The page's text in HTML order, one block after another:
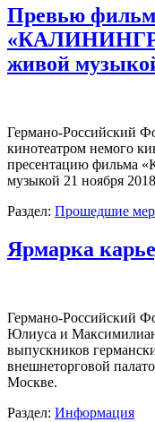
Превью
живой
Германо-Российский
кинотеатром немого
пресентацию фильма
музыкой 21 ноября
Раздел: Прошедшие
Ярмарка
Германо-Российский
Юлиуса и
выпускников
внешнеторговой
Москве.
Раздел: Информация